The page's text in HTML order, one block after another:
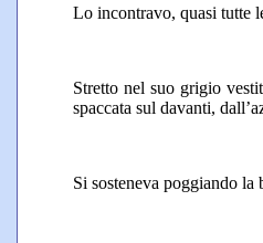
Lo incontravo, quasi tutte
Stretto nel suo grigio
spaccata sul davanti,
Si sosteneva poggiando